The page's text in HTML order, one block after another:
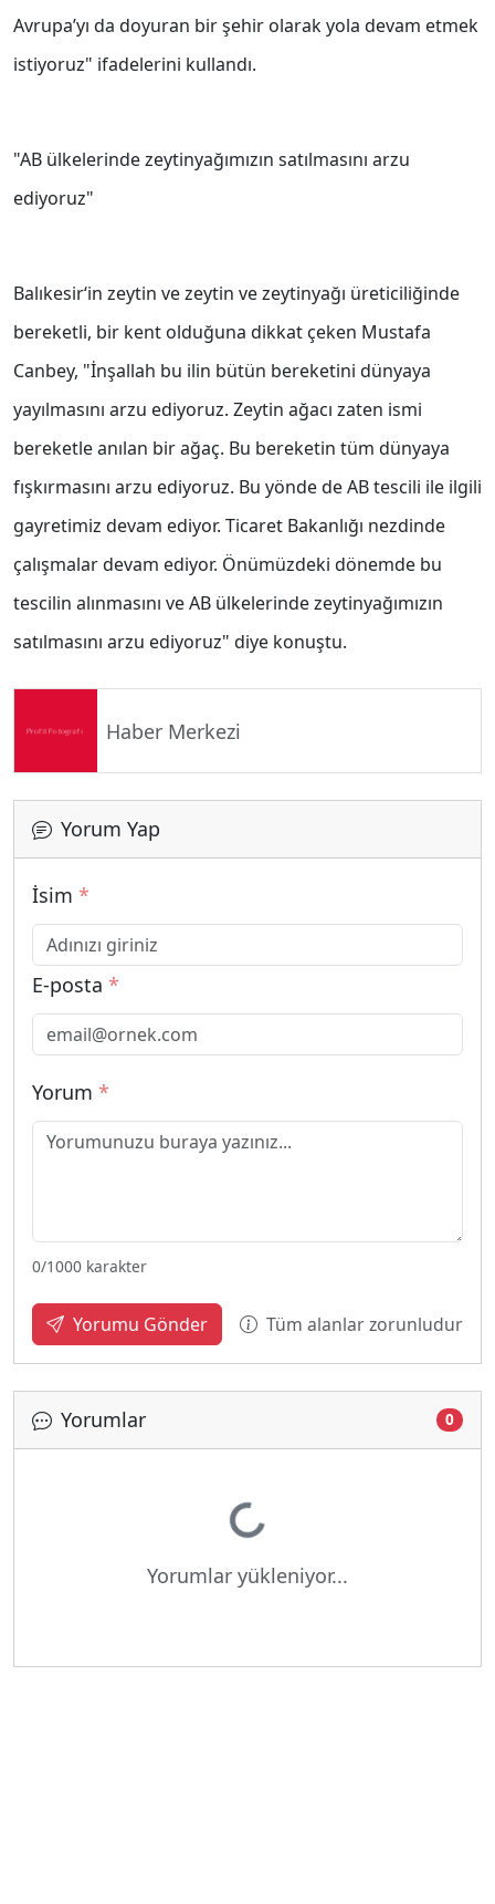
Avrupa’yı da doyuran bir şehir olarak yola devam etmek
istiyoruz" ifadelerini kullandı.
"AB ülkelerinde zeytinyağımızın satılmasını arzu
ediyoruz"
Balıkesir‘in zeytin ve zeytin ve zeytinyağı üreticiliğinde
bereketli, bir kent olduğuna dikkat çeken Mustafa
Canbey, "İnşallah bu ilin bütün bereketini dünyaya
yayılmasını arzu ediyoruz. Zeytin ağacı zaten ismi
bereketle anılan bir ağaç. Bu bereketin tüm dünyaya
fışkırmasını arzu ediyoruz. Bu yönde de AB tescili ile ilgili
gayretimiz devam ediyor. Ticaret Bakanlığı nezdinde
çalışmalar devam ediyor. Önümüzdeki dönemde bu
tescilin alınmasını ve AB ülkelerinde zeytinyağımızın
satılmasını arzu ediyoruz" diye konuştu.
Haber Merkezi
Yorum Yap
İsim *
E-posta *
Yorum *
0/1000 karakter
Yorumu Gönder Tüm alanlar zorunludur
Yorumlar 0
Yükleniyor...
Yorumlar yükleniyor...